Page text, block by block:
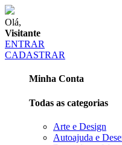
Olá,
Visitante
ENTRAR
CADASTRAR
Minha Conta
Todas as categorias
Arte e Design
Autoajuda e